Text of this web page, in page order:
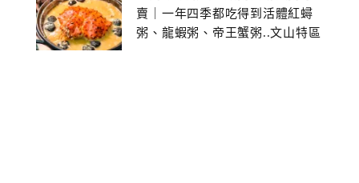
賣｜一年四季都吃得到活體紅蟳
粥、龍蝦粥、帝王蟹粥..文山特區